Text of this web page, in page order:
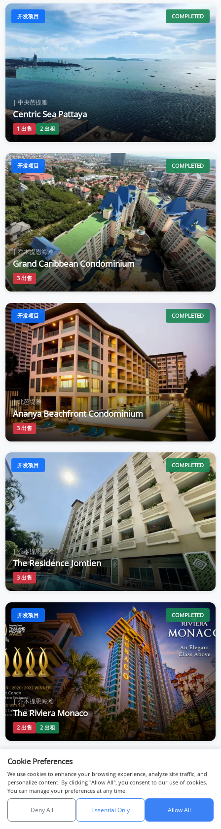
开发项目 COMPLETED
| 中央芭提雅
Centric Sea Pattaya
1 出售 2 出租
开发项目 COMPLETED
| 乔木提恩海滩
Grand Caribbean Condominium
3 出售
开发项目 COMPLETED
| 北芭堤雅
Ananya Beachfront Condominium
3 出售
开发项目 COMPLETED
| 乔木提恩海滩
The Residence Jomtien
3 出售
开发项目 COMPLETED
| 乔木提恩海滩
The Riviera Monaco
2 出售 2 出租
开发项目
与我们聊天
Cookie Preferences
We use cookies to enhance your browsing experience, analyze site traffic, and
personalize content. By clicking "Allow All", you consent to our use of cookies.
You can manage your preferences at any time.
Deny All Essential Only Allow All